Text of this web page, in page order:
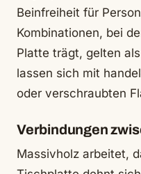
Beinfreiheit für
Kombinationen, bei
Platte trägt, gelten
lassen sich mit
oder verschraubten
Verbindungen
Massivholz arbeitet,